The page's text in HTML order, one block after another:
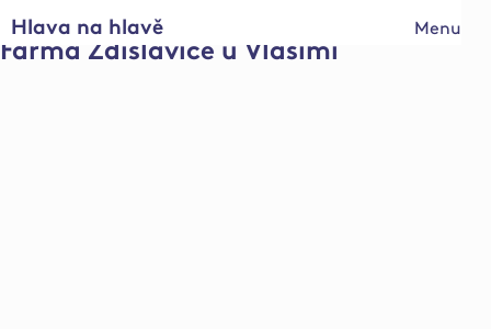
Menu
Hlava na hlavě
Farma Zdislavice u Vlašimi